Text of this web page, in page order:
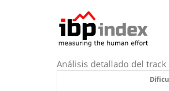
Análisis detallado del track